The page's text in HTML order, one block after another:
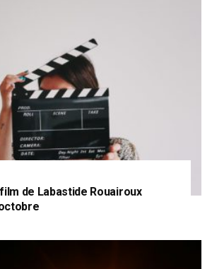
de Labastide Rouairoux